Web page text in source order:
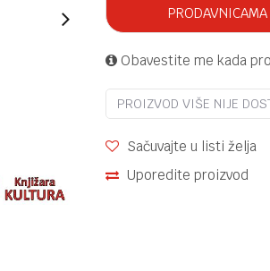
PRODAVNICAMA
Obavestite me kada
PROIZVOD VIŠE NIJE
Sačuvajte u listi želja
Uporedite proizvod